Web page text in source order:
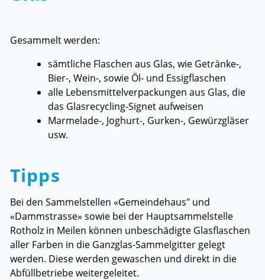
Gesammelt werden:
sämtliche Flaschen aus Glas, wie Getränke-,
Bier-, Wein-, sowie Öl- und Essigflaschen
alle Lebensmittelverpackungen aus Glas, die
das Glasrecycling-Signet aufweisen
Marmelade-, Joghurt-, Gurken-, Gewürzgläser
usw.
Tipps
Bei den Sammelstellen «Gemeindehaus" und
«Dammstrasse» sowie bei der Hauptsammelstelle
Rotholz in Meilen können unbeschädigte Glasflaschen
aller Farben in die Ganzglas-Sammelgitter gelegt
werden. Diese werden gewaschen und direkt in die
Abfüllbetriebe weitergeleitet.